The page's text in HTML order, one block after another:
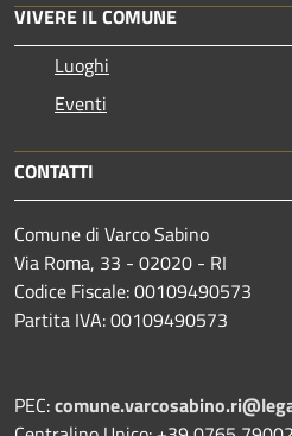
VIVERE IL COMUNE
Luoghi
Eventi
CONTATTI
Comune di Varco Sabino
Via Roma, 33 - 02020 - RI
Codice Fiscale: 00109490573
Partita IVA: 00109490573
PEC: